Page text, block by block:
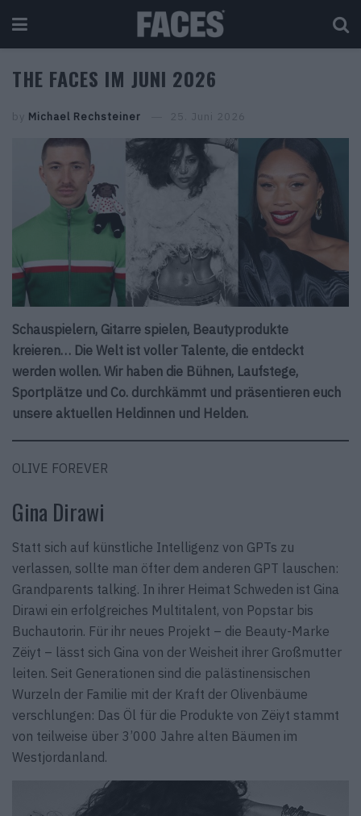
THE FACES IM JUNI 2026
by Michael Rechsteiner 25. Juni 2026
Schauspielern, Gitarre spielen, Beautyprodukte
kreieren… Die Welt ist voller Talente, die entdeckt
werden wollen. Wir haben die Bühnen, Laufstege,
Sportplätze und Co. durchkämmt und präsentieren euch
unsere aktuellen Heldinnen und Helden.
OLIVE FOREVER
Gina Dirawi
Statt sich auf künstliche Intelligenz von GPTs zu
verlassen, sollte man öfter dem anderen GPT lauschen:
Grandparents talking. In ihrer Heimat Schweden ist Gina
Dirawi ein erfolgreiches Multitalent, von Popstar bis
Buchautorin. Für ihr neues Projekt – die Beauty-Marke
Zëiyt – lässt sich Gina von der Weisheit ihrer Großmutter
leiten. Seit Generationen sind die palästinensischen
Wurzeln der Familie mit der Kraft der Olivenbäume
verschlungen: Das Öl für die Produkte von Zëiyt stammt
von teilweise über 3’000 Jahre alten Bäumen im
Westjordanland.